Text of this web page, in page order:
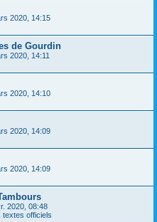
2020, 14:15
de Gourdin
2020, 14:11
2020, 14:10
2020, 14:09
2020, 14:09
2020, 08:48
officiels